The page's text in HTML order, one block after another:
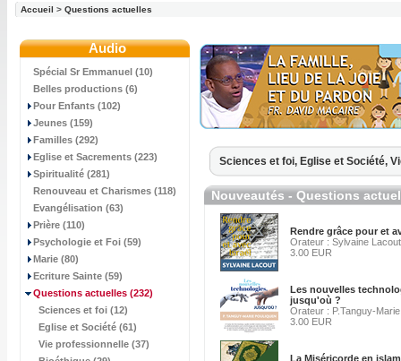
Accueil > Questions actuelles
Audio
Spécial Sr Emmanuel (10)
Belles productions (6)
Pour Enfants (102)
Jeunes (159)
Familles (292)
Eglise et Sacrements (223)
Spiritualité (281)
Renouveau et Charismes (118)
Evangélisation (63)
Prière (110)
Psychologie et Foi (59)
Marie (80)
Ecriture Sainte (59)
Questions actuelles (232)
Sciences et foi (12)
Eglise et Société (61)
Vie professionnelle (37)
Sciences et foi, Eglise et Société,
Nouveautés - Questions
Rendre grâce pour et
Orateur : Sylvaine Lacout
3.00 EUR
Les nouvelles
jusqu'où ?
Orateur : P.Tanguy-
3.00 EUR
La Miséricorde en islam